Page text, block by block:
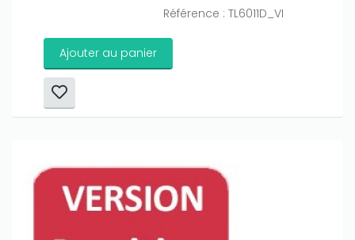
Référence : TL6011D_VI
Ajouter au panier